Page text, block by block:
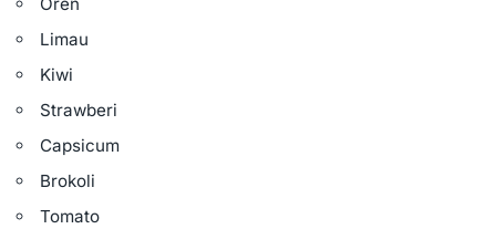
Oren
Limau
Kiwi
Strawberi
Capsicum
Brokoli
Tomato